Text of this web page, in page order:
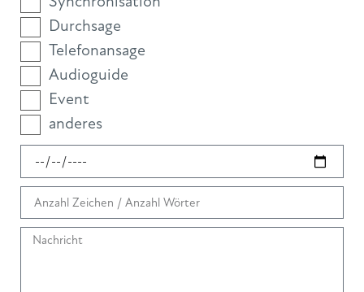
Durchsage
Telefonansage
Audioguide
Event
anderes